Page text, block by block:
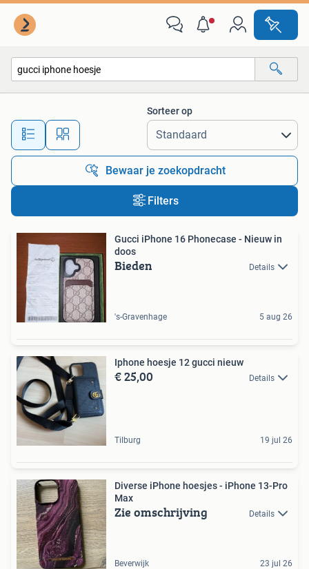
Alle afstanden…
Sorteer op
Bewaar je zoekopdracht
Filters
Gucci iPhone 16 Phonecase - Nieuw in
doos
Bieden Details
's-Gravenhage 5 aug 26
Iphone hoesje 12 gucci nieuw
€ 25,00 Details
Tilburg 19 jul 26
Diverse iPhone hoesjes - iPhone 13-Pro
Max
Zie omschrijving Details
Beverwijk 23 jul 26